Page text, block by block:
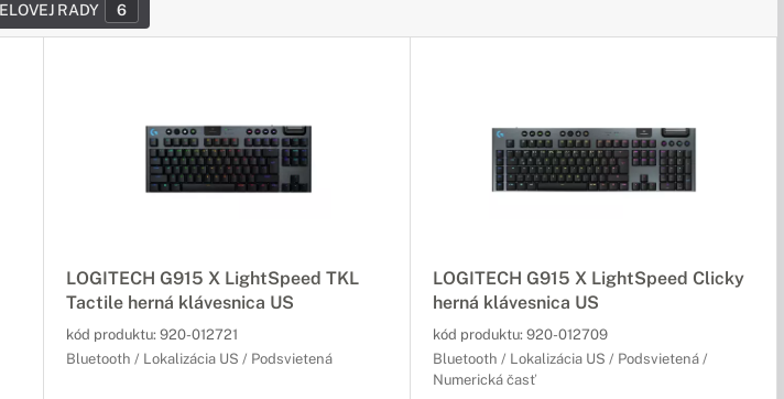
RADY 6
LOGITECH G915 X LightSpeed TKL
Tactile herná klávesnica US
kód produktu: 920-012721
Bluetooth / Lokalizácia US / Podsvietená
LOGITECH G915 X LightSpeed Clicky
herná klávesnica US
kód produktu: 920-012709
Bluetooth / Lokalizácia US / Podsvietená /
Numerická časť